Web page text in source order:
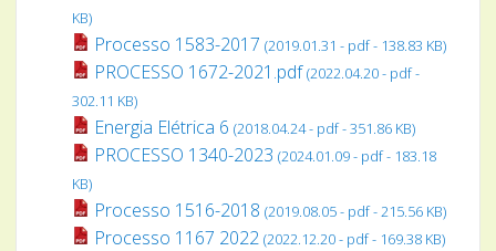
KB)
Processo 1583-2017 (2019.01.31 - pdf - 138.83 KB)
PROCESSO 1672-2021.pdf(2022.04.20 - pdf -
302.11 KB)
Energia Elétrica 6 (2018.04.24 - pdf - 351.86 KB)
PROCESSO 1340-2023 (2024.01.09 - pdf - 183.18
KB)
Processo 1516-2018 (2019.08.05 - pdf - 215.56 KB)
Processo 1167 2022 (2022.12.20 - pdf - 169.38 KB)